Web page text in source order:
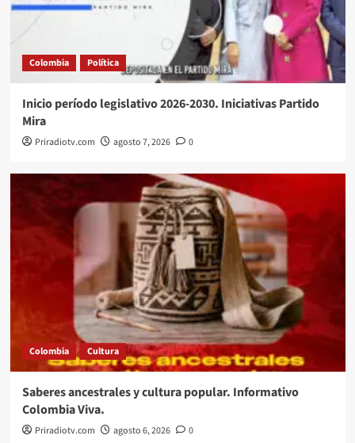
Colombia Política
Inicio período legislativo 2026-2030. Iniciativas Partido
Mira
Priradiotv.com agosto 7, 2026 0
Colombia Cultura
Saberes ancestrales y cultura popular. Informativo
Colombia Viva.
Priradiotv.com agosto 6, 2026 0